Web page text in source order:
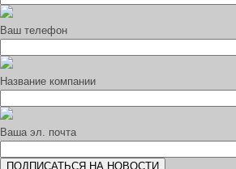
Ваш телефон
Название компании
Ваша эл. почта